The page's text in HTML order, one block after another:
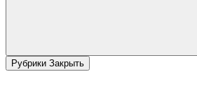
Рубрики Закрыть